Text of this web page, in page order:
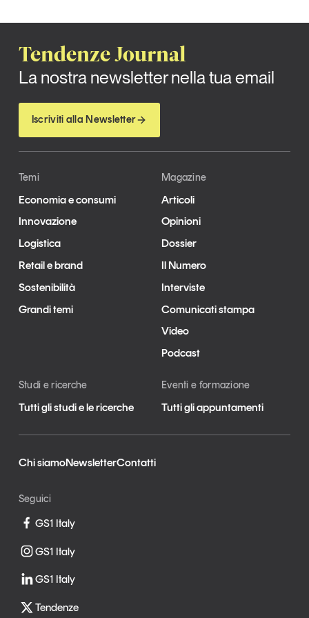
Tendenze Journal
La nostra newsletter nella tua email
Iscriviti alla Newsletter
Temi
Economia e consumi
Innovazione
Logistica
Retail e brand
Sostenibilità
Grandi temi
Magazine
Articoli
Opinioni
Dossier
Il Numero
Interviste
Comunicati stampa
Video
Podcast
Studi e ricerche
Tutti gli studi e le ricerche
Eventi e formazione
Tutti gli appuntamenti
Chi siamoNewsletterContatti
Seguici
GS1 Italy
GS1 Italy
GS1 Italy
Tendenze